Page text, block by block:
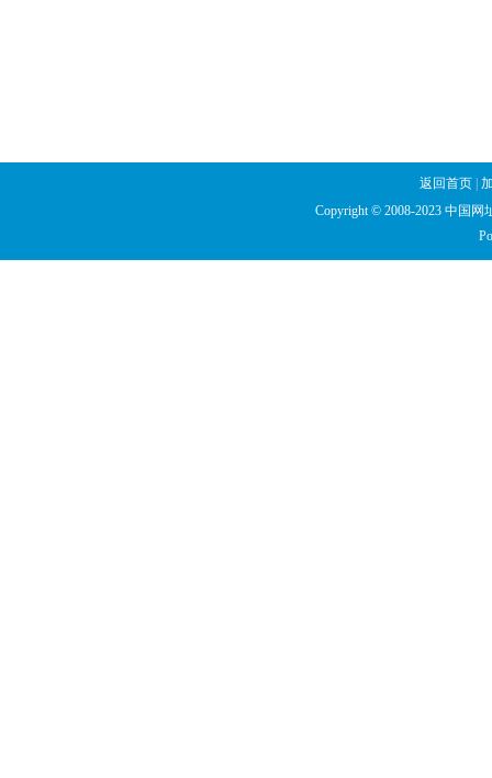
返回首页
Copyright © 2008-2023 中国网